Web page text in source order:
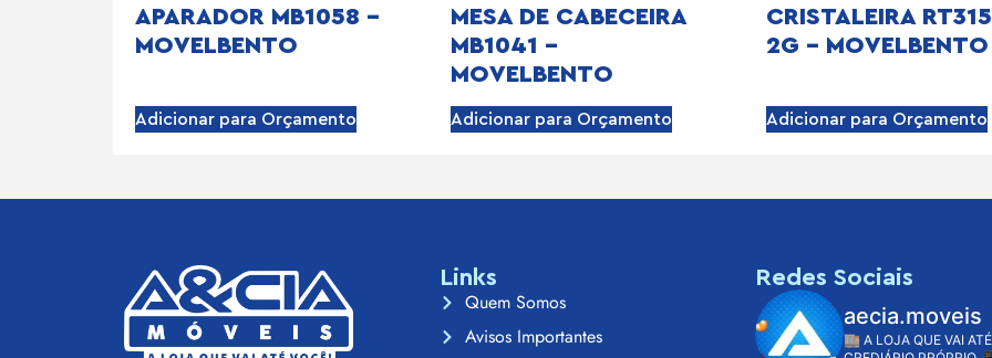
APARADOR MB1058 –
MOVELBENTO
Adicionar para Orçamento
MESA DE CABECEIRA
MB1041 –
MOVELBENTO
Adicionar para Orçamento
CRISTALEIRA
2G – MOVELBENTO
Adicionar para Orçamento
Links
Quem Somos
Avisos Importantes
Redes Sociais
aecia.moveis
🏬 A LOJA QUE VAI